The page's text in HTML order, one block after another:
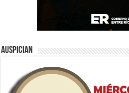
Auspician